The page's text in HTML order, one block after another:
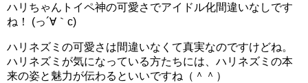
ハリちゃんトイペ神の可愛さでアイドル化間違いなしです
ね！ (っ´∀｀c)
ハリネズミの可愛さは間違いなくて真実なのですけどね。
ハリネズミが気になっている方たちには、ハリネズミの本
来の姿と魅力が伝わるといいですね（＾＾）